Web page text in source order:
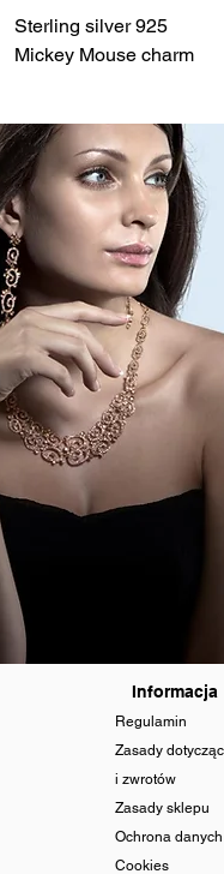
Sterling silver 925
Mickey Mouse charm
Informacja
Regulamin
Zasady
i zwrotów
Zasady sklepu
Ochrona danych
Cookies